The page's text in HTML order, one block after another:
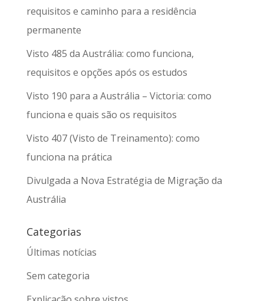
requisitos e caminho para a residência
permanente
Visto 485 da Austrália: como funciona,
requisitos e opções após os estudos
Visto 190 para a Austrália – Victoria: como
funciona e quais são os requisitos
Visto 407 (Visto de Treinamento): como
funciona na prática
Divulgada a Nova Estratégia de Migração da
Austrália
Categorias
Últimas notícias
Sem categoria